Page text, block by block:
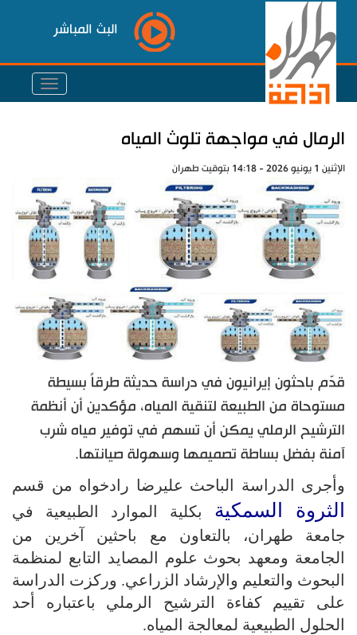
البث المباشر
الرمال في مواجهة تلوث المياه
الإثنين 1 يونيو 2026 - 14:18 بتوقيت طهران
قدّم باحثون إيرانيون في دراسة حديثة طرقاً بسيطة
مستوحاة من الطبيعة لتنقية المياه، مؤكدين أن أنظمة
الترشيح الرملي يمكن أن تسهم في توفير مياه شرب
آمنة بفضل بساطة تصميمها وسهولة صيانتها.
وأجرى الدراسة الباحث عليرضا رادخواه من قسم
الثروة السمكية بكلية الموارد الطبيعية في
جامعة طهران، بالتعاون مع باحثين آخرين من
الجامعة ومعهد بحوث علوم المصايد التابع لمنظمة
البحوث والتعليم والإرشاد الزراعي. وركزت الدراسة
على تقييم كفاءة الترشيح الرملي باعتباره أحد
الحلول الطبيعية لمعالجة المياه.